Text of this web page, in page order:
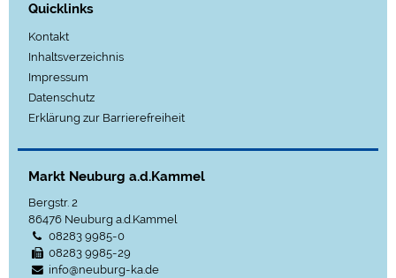
Quicklinks
Kontakt
Inhaltsverzeichnis
Impressum
Datenschutz
Erklärung zur Barrierefreiheit
Markt Neuburg a.d.Kammel
Bergstr. 2
86476 Neuburg a.d.Kammel
08283 9985-0
08283 9985-29
info@neuburg-ka.de